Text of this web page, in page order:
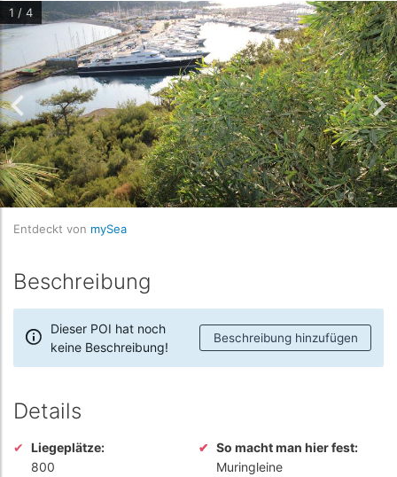
1 / 4
Entdeckt von mySea
Beschreibung
Dieser POI hat noch
keine Beschreibung!
Beschreibung hinzufügen
Details
Liegeplätze:
800
So macht man hier fest:
Muringleine